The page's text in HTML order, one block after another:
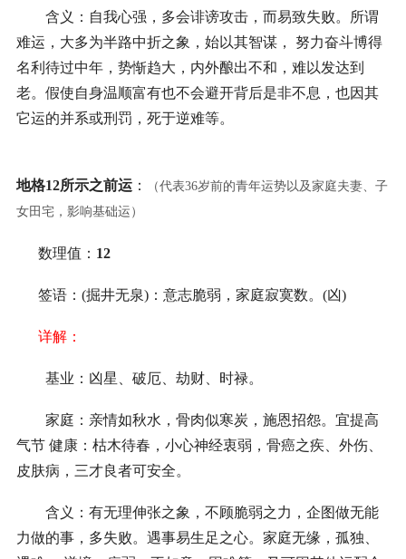
含义：自我心强，多会诽谤攻击，而易致失败。所谓
难运，大多为半路中折之象，始以其智谋， 努力奋斗博得
名利待过中年，势惭趋大，内外酿出不和，难以发达到
老。假使自身温顺富有也不会避开背后是非不息，也因其
它运的并系或刑罚，死于逆难等。
地格12所示之前运 ：
（代表36岁前的青年运势以及家庭夫妻、子
女田宅，影响基础运）
数理值： 12
签语：(掘井无泉)：意志脆弱，家庭寂寞数。(凶)
详解：
基业：凶星、破厄、劫财、时禄。
家庭：亲情如秋水，骨肉似寒炭，施恩招怨。宜提高
气节 健康：枯木待春，小心神经衷弱，骨癌之疾、外伤、
皮肤病，三才良者可安全。
含义：有无理伸张之象，不顾脆弱之力，企图做无能
力做的事，多失败。遇事易生足之心。家庭无缘，孤独、